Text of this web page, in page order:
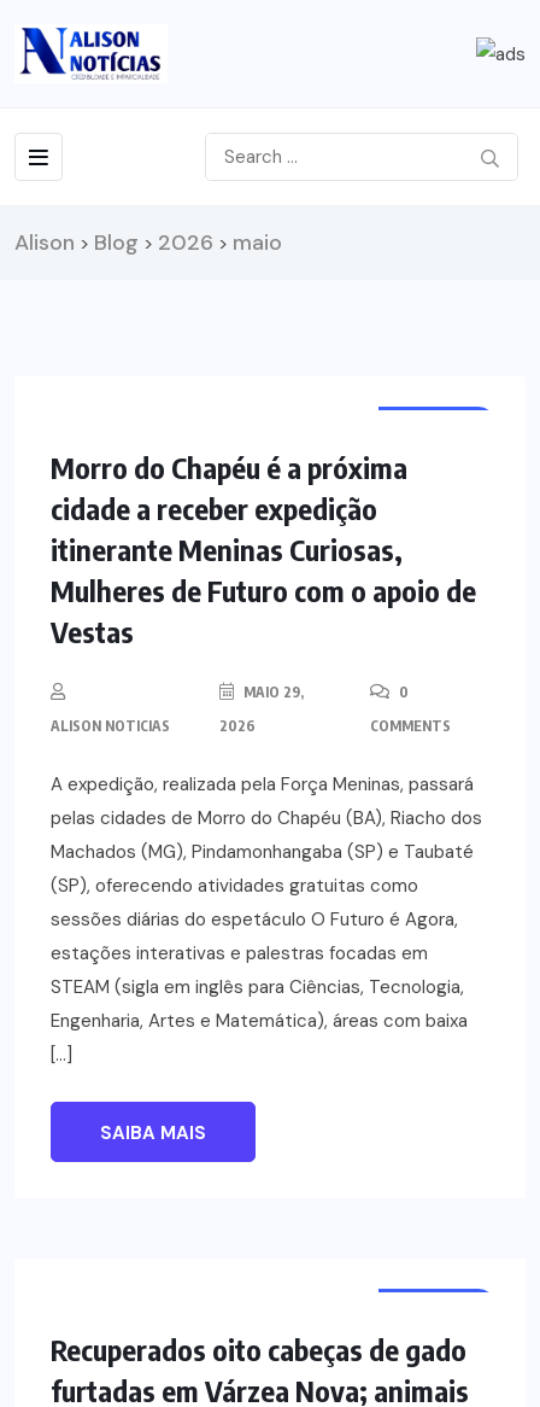
Alison > Blog > 2026 > maio
Morro do Chapéu é a próxima
cidade a receber expedição
itinerante Meninas Curiosas,
Mulheres de Futuro com o apoio de
Vestas
ALISON NOTICIAS
MAIO 29,
2026
0
COMMENTS
A expedição, realizada pela Força Meninas, passará
pelas cidades de Morro do Chapéu (BA), Riacho dos
Machados (MG), Pindamonhangaba (SP) e Taubaté
(SP), oferecendo atividades gratuitas como
sessões diárias do espetáculo O Futuro é Agora,
estações interativas e palestras focadas em
STEAM (sigla em inglês para Ciências, Tecnologia,
Engenharia, Artes e Matemática), áreas com baixa
[…]
SAIBA MAIS
Recuperados oito cabeças de gado
furtadas em Várzea Nova; animais